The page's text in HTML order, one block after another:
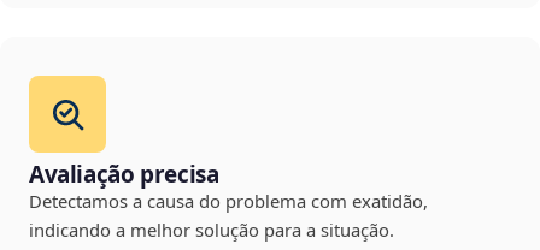
Avaliação precisa
Detectamos a causa do problema com exatidão,
indicando a melhor solução para a situação.